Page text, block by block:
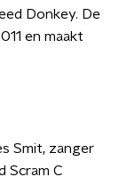
Donkey. De
en maakt
Smit, zanger
Scram C